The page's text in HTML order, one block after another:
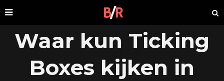
Waar kun Ticking
Boxes kijken in